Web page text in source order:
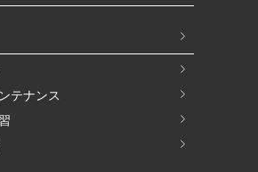
テナンス